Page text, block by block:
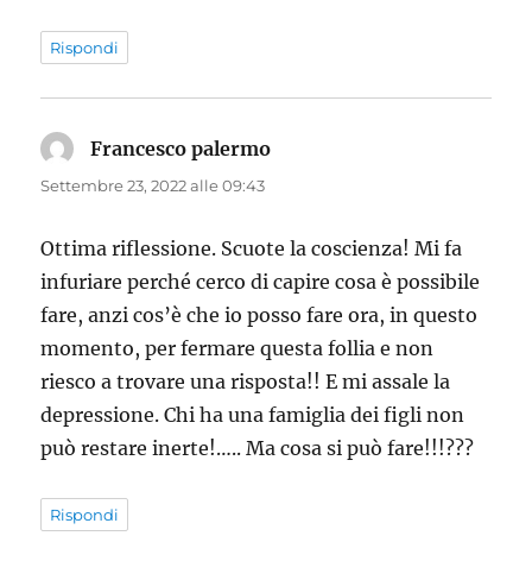
Rispondi
Francesco palermo
Settembre 23, 2022 alle 09:43
Ottima riflessione. Scuote la coscienza! Mi fa
infuriare perché cerco di capire cosa è possibile
fare, anzi cos’è che io posso fare ora, in questo
momento, per fermare questa follia e non
riesco a trovare una risposta!! E mi assale la
depressione. Chi ha una famiglia dei figli non
può restare inerte!….. Ma cosa si può fare!!!???
Rispondi